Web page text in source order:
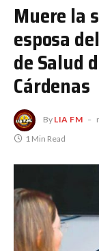
Muere la
esposa
de Salud
Cárdenas
By LIA FM
1 Min Read